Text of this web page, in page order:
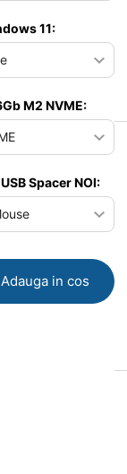
11:
M2 NVME:
Spacer NOI:
Adauga in cos